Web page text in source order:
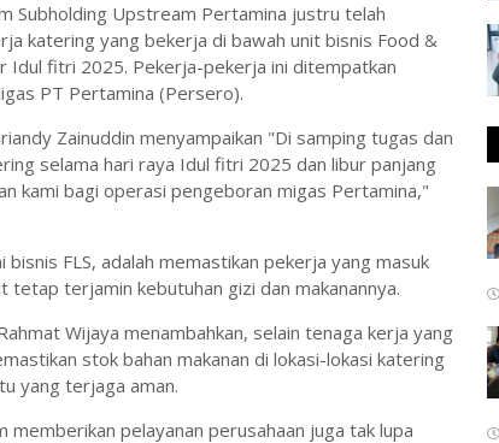
Subholding Upstream Pertamina justru telah
katering yang bekerja di bawah unit bisnis Food &
Idul fitri 2025. Pekerja-pekerja ini ditempatkan
PT Pertamina (Persero).
Zainuddin menyampaikan "Di samping tugas dan
selama hari raya Idul fitri 2025 dan libur panjang
kami bagi operasi pengeboran migas Pertamina,"
FLS, adalah memastikan pekerja yang masuk
terjamin kebutuhan gizi dan makanannya.
Wijaya menambahkan, selain tenaga kerja yang
stok bahan makanan di lokasi-lokasi katering
yang terjaga aman.
memberikan pelayanan perusahaan juga tak lupa